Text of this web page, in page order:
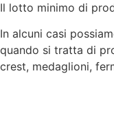
Il lotto minimo di
In alcuni casi
quando si tratta di
crest, medaglioni,